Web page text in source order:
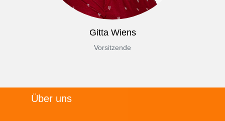
Gitta Wiens
Vorsitzende
Über uns